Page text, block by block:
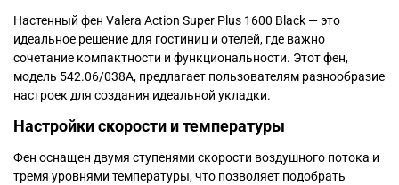
Настенный фен Valera Action Super Plus 1600 Black — это
идеальное решение для гостиниц и отелей, где важно
сочетание компактности и функциональности. Этот фен,
модель 542.06/038A, предлагает пользователям разнообразие
настроек для создания идеальной укладки.
Настройки скорости и температуры
Фен оснащен двумя ступенями скорости воздушного потока и
тремя уровнями температуры, что позволяет подобрать